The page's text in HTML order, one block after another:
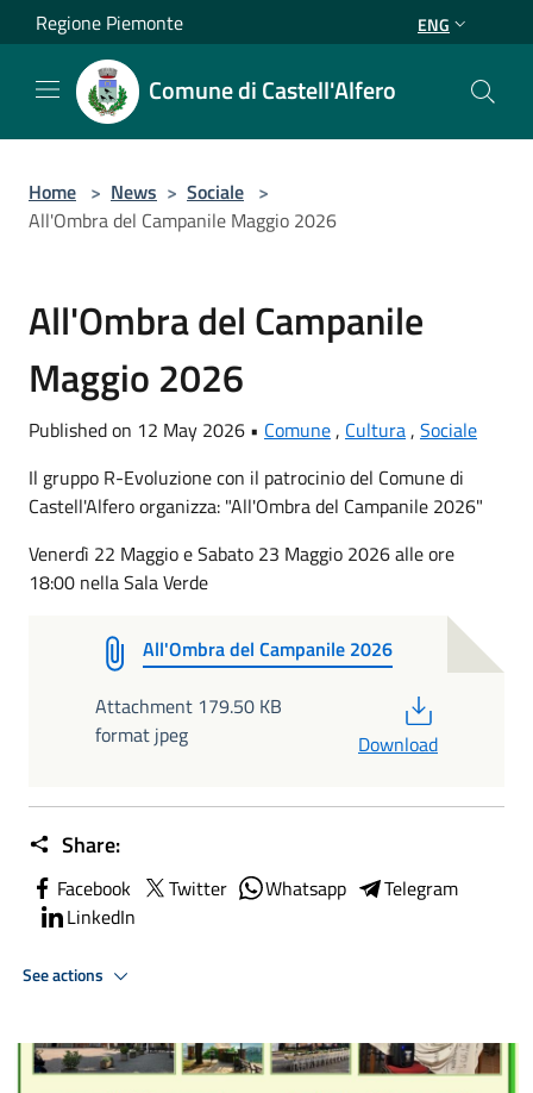
Salta al contenuto principale
Regione Piemonte ENG
Comune di Castell'Alfero
Home > News > Sociale >
All'Ombra del Campanile Maggio 2026
All'Ombra del Campanile
Maggio 2026
Published on 12 May 2026 • Comune, Cultura, Sociale
Il gruppo R-Evoluzione con il patrocinio del Comune di
Castell'Alfero organizza: "All'Ombra del Campanile 2026"
Venerdì 22 Maggio e Sabato 23 Maggio 2026 alle ore
18:00 nella Sala Verde
All'Ombra del Campanile 2026
Attachment 179.50 KB
format jpeg
Download
Share:
Facebook Twitter Whatsapp
Telegram
LinkedIn
See actions